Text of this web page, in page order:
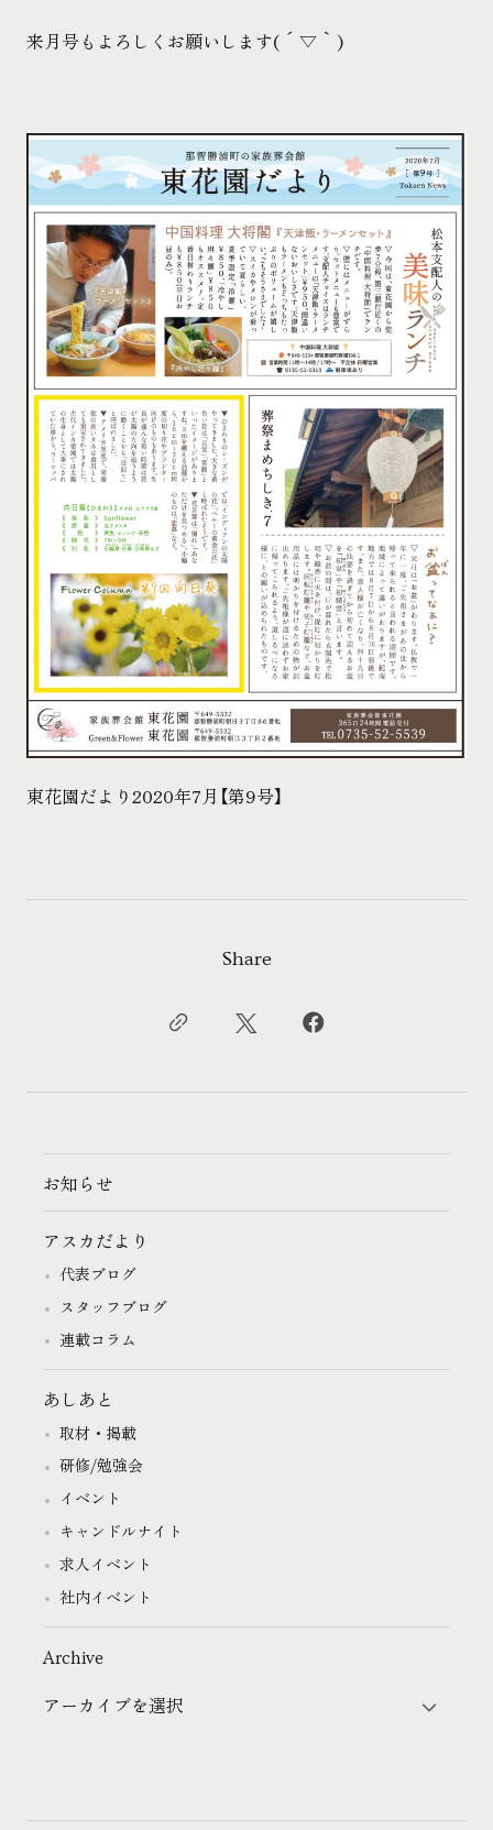
来月号もよろしくお願いします( ´ ▽ ` )
東花園だより2020年7月【第9号】
Share
お知らせ
アスカだより
代表ブログ
スタッフブログ
連載コラム
あしあと
取材・掲載
研修/勉強会
イベント
キャンドルナイト
求人イベント
社内イベント
Archive